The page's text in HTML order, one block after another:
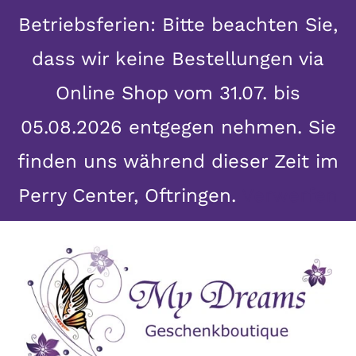
Betriebsferien: Bitte beachten Sie,
dass wir keine Bestellungen via
Online Shop vom 31.07. bis
05.08.2026 entgegen nehmen. Sie
finden uns während dieser Zeit im
Perry Center, Oftringen.
content